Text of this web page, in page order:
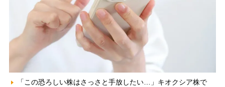
「この恐ろしい株はさっさと手放したい…」キオクシア株で